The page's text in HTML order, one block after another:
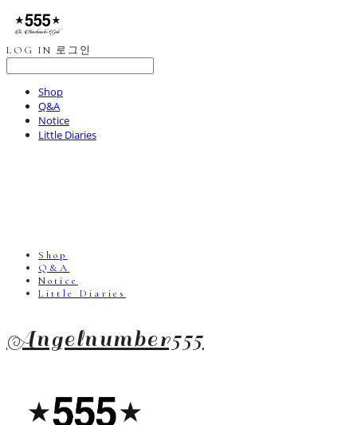
LOG IN 로그인
Shop
Q&A
Notice
Little Diaries
Shop
Q&A
Notice
Little Diaries
Angelnumber555